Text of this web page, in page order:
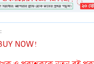
NOW!